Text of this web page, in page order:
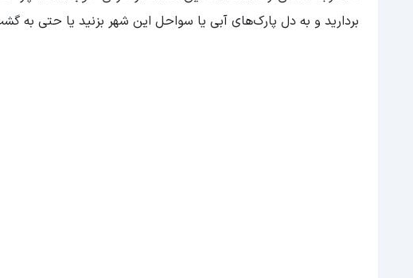
بردارید و به دل پارک‌های آبی یا سواحل این شهر بزنید یا حتی به گشت